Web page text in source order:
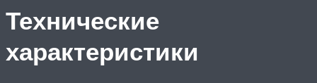
Технические
характеристики